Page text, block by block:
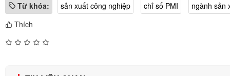
Từ khóa:
sản xuất công nghiệp chỉ số PMI
ngành sản
Thích